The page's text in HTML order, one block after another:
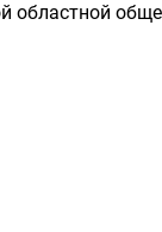
областной